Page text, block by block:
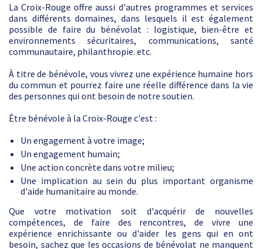
La Croix-Rouge offre aussi d'autres programmes et services
dans différents domaines, dans lesquels il est également
possible de faire du bénévolat : logistique, bien-être et
environnements sécuritaires, communications, santé
communautaire, philanthropie. etc.
À titre de bénévole, vous vivrez une expérience humaine hors
du commun et pourrez faire une réelle différence dans la vie
des personnes qui ont besoin de notre soutien.
Être bénévole à la Croix-Rouge c'est :
Un engagement à votre image;
Un engagement humain;
Une action concrète dans votre milieu;
Une implication au sein du plus important organisme
d'aide humanitaire au monde.
Que votre motivation soit d'acquérir de nouvelles
compétences, de faire des rencontres, de vivre une
expérience enrichissante ou d'aider les gens qui en ont
besoin, sachez que les occasions de bénévolat ne manquent